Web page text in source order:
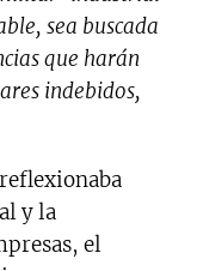
sea buscada
que harán
indebidos,
y la
el